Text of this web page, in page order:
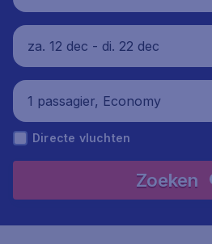
e Mallorca), Spanje
za. 12 dec - di. 22 dec
1 passagier, Economy
Directe vluchten
Zoeken